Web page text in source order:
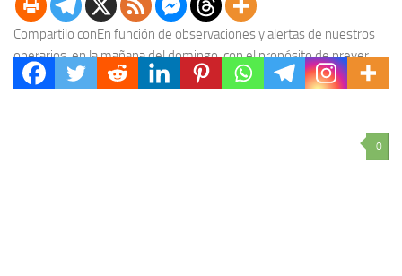
Compartilo conEn función de observaciones y alertas de nuestros
operarios, en la mañana del domingo, con el propósito de prever
cortes en la provisión del...
0